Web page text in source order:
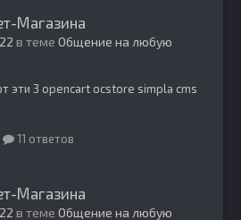
Магазина
в теме Общение на любую
эти 3 opencart ocstore simpla cms
11 ответов
Магазина
в теме Общение на любую